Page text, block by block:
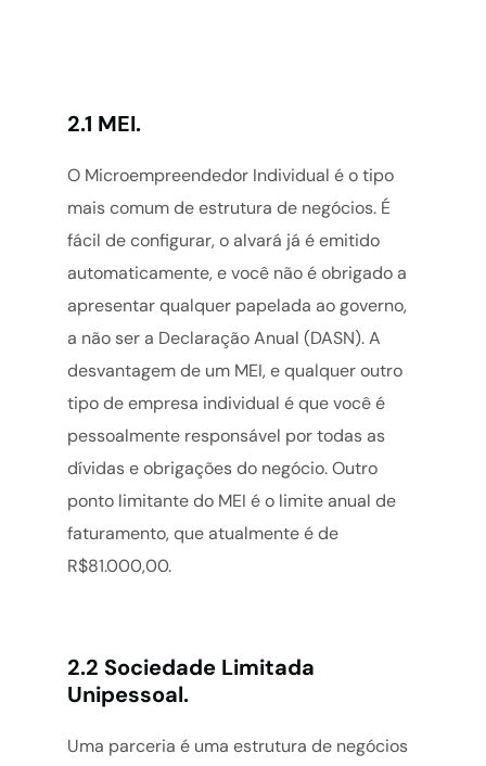
2.1 MEI.
O Microempreendedor Individual é o tipo
mais comum de estrutura de negócios. É
fácil de configurar, o alvará já é emitido
automaticamente, e você não é obrigado a
apresentar qualquer papelada ao governo,
a não ser a Declaração Anual (DASN). A
desvantagem de um MEI, e qualquer outro
tipo de empresa individual é que você é
pessoalmente responsável por todas as
dívidas e obrigações do negócio. Outro
ponto limitante do MEI é o limite anual de
faturamento, que atualmente é de
R$81.000,00.
2.2 Sociedade Limitada
Unipessoal.
Uma parceria é uma estrutura de negócios